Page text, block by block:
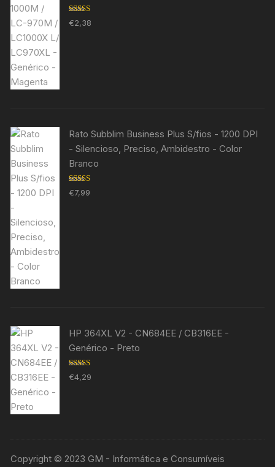
Avaliação
5.00de 5
€2,38
Rato Subblim Business Plus S/fios - 1200 DPI
- Silencioso, Preciso, Ambidestro - Color
Branco
Avaliação
5.00de 5
€7,99
HP 364XL V2 - CN684EE / CB316EE -
Genérico - Preto
Avaliação
5.00de 5
€4,29
Copyright © 2023 GM - Informática e Consumíveis